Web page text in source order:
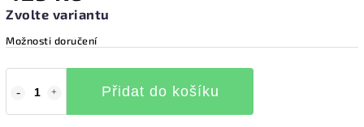
Zvolte variantu
Možnosti doručení
Přidat do košíku